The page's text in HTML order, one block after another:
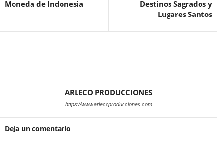
Moneda de Indonesia
Destinos Sagrados y
Lugares Santos
ARLECO PRODUCCIONES
https://www.arlecoproducciones.com
Deja un comentario